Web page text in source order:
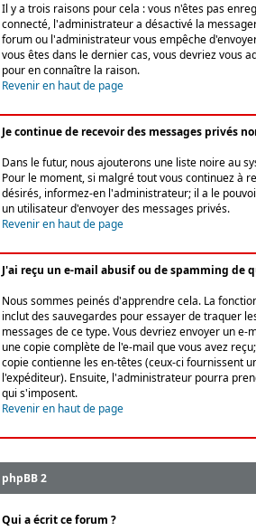
Il y a trois raisons pour cela : vous n'êtes pas
connecté, l'administrateur a désactivé la
forum ou l'administrateur vous empêche
vous êtes dans le dernier cas, vous devriez vous
pour en connaître la raison.
Revenir en haut de page
Je continue de recevoir des messages privés
Dans le futur, nous ajouterons une liste noire au
Pour le moment, si malgré tout vous continuez à
désirés, informez-en l'administrateur; il a le
un utilisateur d'envoyer des messages privés.
Revenir en haut de page
J'ai reçu un e-mail abusif ou de spamming de
Nous sommes peinés d'apprendre cela. La
inclut des sauvegardes pour essayer de traquer
messages de ce type. Vous devriez envoyer un
une copie complète de l'e-mail que vous avez
copie contienne les en-têtes (ceux-ci fournissent
l'expéditeur). Ensuite, l'administrateur pourra
qui s'imposent.
Revenir en haut de page
phpBB 2
Qui a écrit ce forum ?